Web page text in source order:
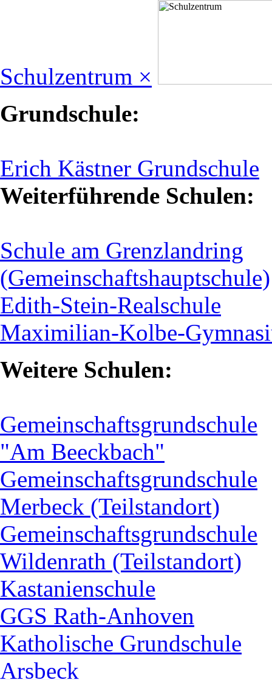
Schulzentrum ×
Grundschule:
Erich Kästner Grundschule
Weiterführende Schulen:
Schule am Grenzlandring
(Gemeinschaftshauptschule)
Edith-Stein-Realschule
Maximilian-Kolbe-
Weitere Schulen:
Gemeinschaftsgrundschule
"Am Beeckbach"
Gemeinschaftsgrundschule
Merbeck (Teilstandort)
Gemeinschaftsgrundschule
Wildenrath (Teilstandort)
Kastanienschule
GGS Rath-Anhoven
Katholische Grundschule
Arsbeck